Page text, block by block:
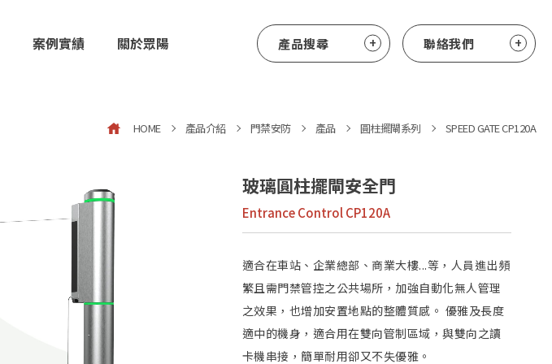
案例實績 關於眾陽 產品搜尋 聯絡我們
HOME 產品介紹 門禁安防 產品 圓柱擺閘系列 SPEED GATE CP120A
玻璃圓柱擺閘安全門
Entrance Control CP120A
適合在車站、企業總部、商業大樓...等，人員進出頻
繁且需門禁管控之公共場所，加強自動化無人管理
之效果，也增加安置地點的整體質感。 優雅及長度
適中的機身，適合用在雙向管制區域，與雙向之讀
卡機串接，簡單耐用卻又不失優雅。